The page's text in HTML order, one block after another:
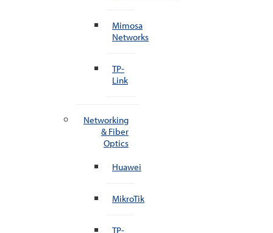
Mimosa
Networks
TP-
Link
Networking
& Fiber
Optics
Huawei
MikroTik
TP-